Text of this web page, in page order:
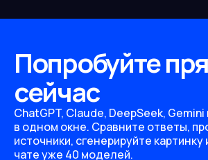
Попробуйте
сейчас
ChatGPT, Claude, DeepSeek,
в одном окне. Сравните ответы,
источники, сгенерируйте
чате уже 40 моделей.